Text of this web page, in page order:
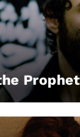
Prophet